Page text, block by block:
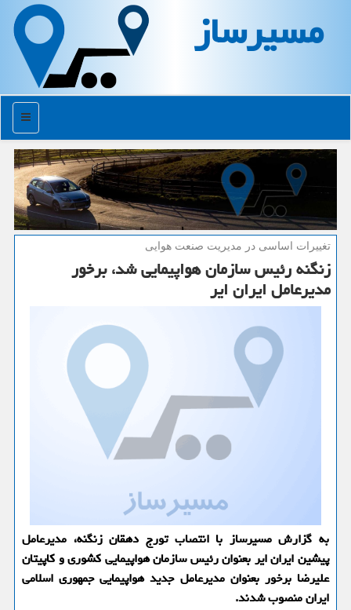
مسیرساز
منو
تغییرات اساسی در مدیریت صنعت هوایی
زنگنه رئیس سازمان هواپیمایی شد، برخور
مدیرعامل ایران ایر
به گزارش مسیرساز با انتصاب تورج دهقان زنگنه، مدیرعامل
پیشین ایران ایر بعنوان رئیس سازمان هواپیمایی كشوری و كاپیتان
علیرضا برخور بعنوان مدیرعامل جدید هواپیمایی جمهوری اسلامی
ایران منصوب شدند.